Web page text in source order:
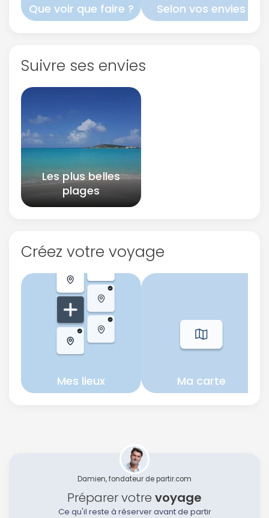
Que voir que faire ? Selon vos envies
Suivre ses envies
Les plus belles
plages
Créez votre voyage
Mes lieux Ma carte
Damien, fondateur de partir.com
Préparer votre voyage
Ce qu'il reste à réserver avant de partir